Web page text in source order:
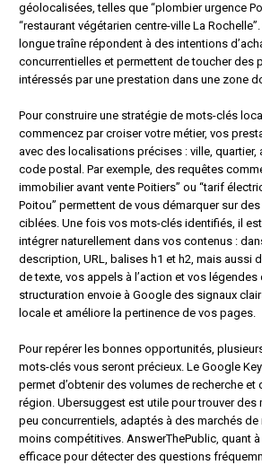
géolocalisées, telles que “plombier urgence
“restaurant végétarien centre-ville La
longue traîne répondent à des intentions
concurrentielles et permettent de toucher des
intéressés par une prestation dans une zone
Pour construire une stratégie de mots-clés
commencez par croiser votre métier, vos
avec des localisations précises : ville, quartier,
code postal. Par exemple, des requêtes
immobilier avant vente Poitiers” ou “tarif
Poitou” permettent de vous démarquer sur
ciblées. Une fois vos mots-clés identifiés, il
intégrer naturellement dans vos contenus :
description, URL, balises h1 et h2, mais aussi
de texte, vos appels à l’action et vos légendes
structuration envoie à Google des signaux
locale et améliore la pertinence de vos pages.
Pour repérer les bonnes opportunités,
mots-clés vous seront précieux. Le Google
permet d’obtenir des volumes de recherche et
région. Ubersuggest est utile pour trouver des
peu concurrentiels, adaptés à des marchés
moins compétitives. AnswerThePublic, quant
efficace pour détecter des questions